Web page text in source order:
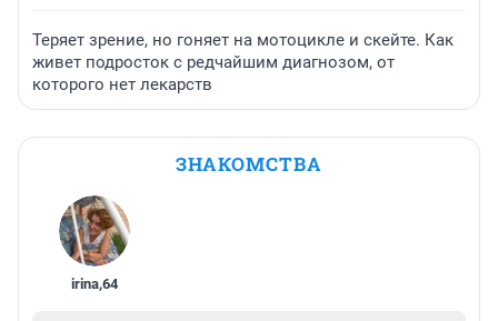
Теряет зрение, но гоняет на мотоцикле и скейте. Как
живет подросток с редчайшим диагнозом, от
которого нет лекарств
ЗНАКОМСТВА
irina,64